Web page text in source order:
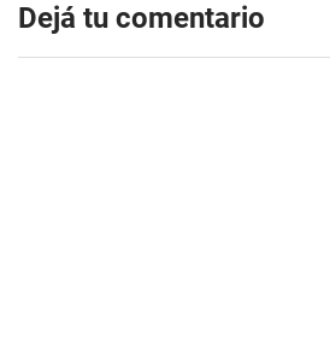
Dejá tu comentario